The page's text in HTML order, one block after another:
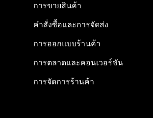
การขายสินค้า
คำสั่งซื้อและการจัดส่ง
การออกแบบร้านค้า
การตลาดและคอนเวอร์ชัน
การจัดการร้านค้า